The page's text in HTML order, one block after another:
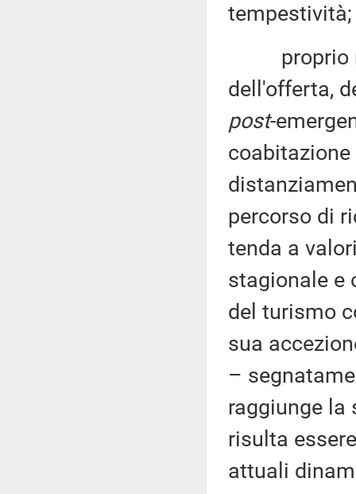
tempestività;
proprio
dell'offerta,
post-
percorso di
tenda a
stagionale e
del turismo
sua
–
raggiunge la
risulta
attuali